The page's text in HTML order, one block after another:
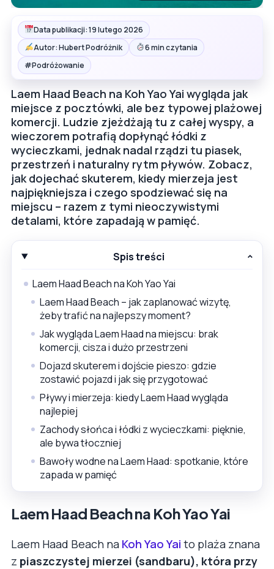
Data publikacji: 19 lutego 2026
Autor: Hubert Podróżnik
6 min czytania
#Podróżowanie
Laem Haad Beach na Koh Yao Yai wygląda jak
miejsce z pocztówki, ale bez typowej plażowej
komercji. Ludzie zjeżdżają tu z całej wyspy, a
wieczorem potrafią dopłynąć łódki z
wycieczkami, jednak nadal rządzi tu piasek,
przestrzeń i naturalny rytm pływów. Zobacz,
jak dojechać skuterem, kiedy mierzeja jest
najpiękniejsza i czego spodziewać się na
miejscu – razem z tymi nieoczywistymi
detalami, które zapadają w pamięć.
Spis treści
Laem Haad Beach na Koh Yao Yai
Laem Haad Beach – jak zaplanować wizytę,
żeby trafić na najlepszy moment?
Jak wygląda Laem Haad na miejscu: brak
komercji, cisza i dużo przestrzeni
Dojazd skuterem i dojście pieszo: gdzie
zostawić pojazd i jak się przygotować
Pływy i mierzeja: kiedy Laem Haad wygląda
najlepiej
Zachody słońca i łódki z wycieczkami: pięknie,
ale bywa tłoczniej
Bawoły wodne na Laem Haad: spotkanie, które
zapada w pamięć
Laem Haad Beach na Koh Yao Yai
Laem Haad Beach na Koh Yao Yai to plaża znana
z piaszczystej mierzei (sandbaru), która przy